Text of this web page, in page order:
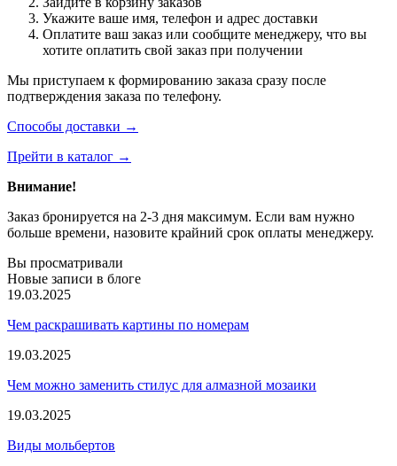
Укажите ваше имя, телефон и адрес доставки
Оплатите ваш заказ или сообщите менеджеру, что вы
хотите оплатить свой заказ при получении
Мы приступаем к формированию заказа сразу после
подтверждения заказа по телефону.
Способы доставки →
Прейти в каталог →
Внимание!
Заказ бронируется на 2-3 дня максимум. Если вам нужно
больше времени, назовите крайний срок оплаты менеджеру.
Вы просматривали
Новые записи в блоге
19.03.2025
Чем раскрашивать картины по номерам
19.03.2025
Чем можно заменить стилус для алмазной мозаики
19.03.2025
Виды мольбертов